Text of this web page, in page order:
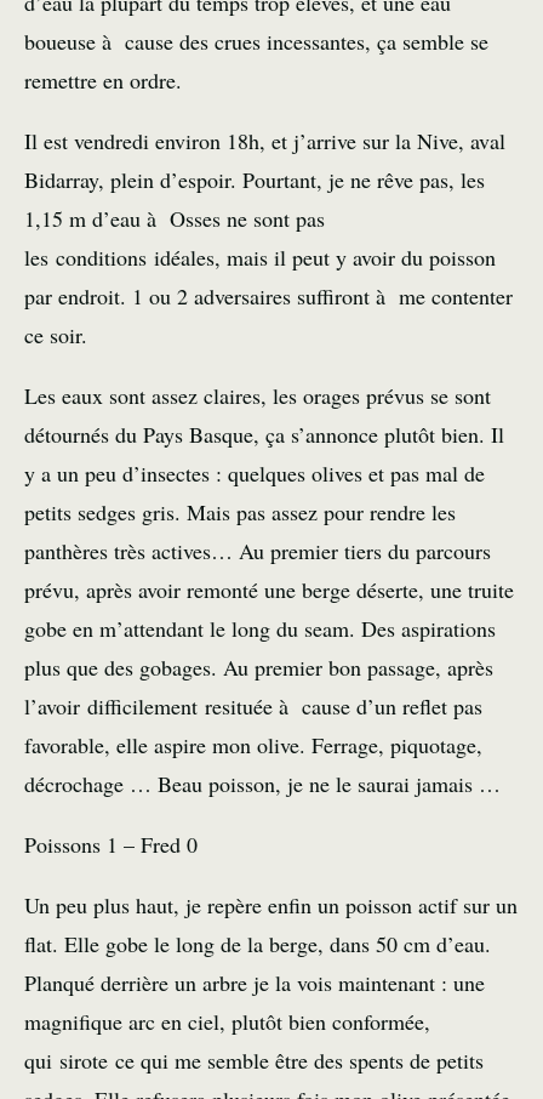
boueuse à cause des crues incessantes, ça semble se
remettre en ordre.
Il est vendredi environ 18h, et j’arrive sur la Nive, aval
Bidarray, plein d’espoir. Pourtant, je ne rêve pas, les
1,15 m d’eau à Osses ne sont pas
les conditions idéales, mais il peut y avoir du poisson
par endroit. 1 ou 2 adversaires suffiront à me contenter
ce soir.
Les eaux sont assez claires, les orages prévus se sont
détournés du Pays Basque, ça s’annonce plutôt bien. Il
y a un peu d’insectes : quelques olives et pas mal de
petits sedges gris. Mais pas assez pour rendre les
panthères très actives… Au premier tiers du parcours
prévu, après avoir remonté une berge déserte, une truite
gobe en m’attendant le long du seam. Des aspirations
plus que des gobages. Au premier bon passage, après
l’avoir difficilement resituée à cause d’un reflet pas
favorable, elle aspire mon olive. Ferrage, piquotage,
décrochage … Beau poisson, je ne le saurai jamais …
Poissons 1 – Fred 0
Un peu plus haut, je repère enfin un poisson actif sur un
flat. Elle gobe le long de la berge, dans 50 cm d’eau.
Planqué derrière un arbre je la vois maintenant : une
magnifique arc en ciel, plutôt bien conformée,
qui sirote ce qui me semble être des spents de petits